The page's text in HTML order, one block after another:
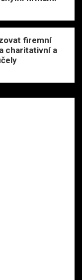
firemní
charitativní a